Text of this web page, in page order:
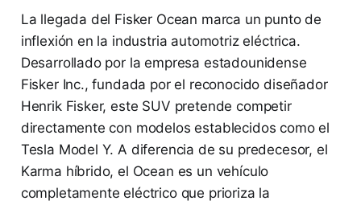
La llegada del Fisker Ocean marca un punto de
inflexión en la industria automotriz eléctrica.
Desarrollado por la empresa estadounidense
Fisker Inc., fundada por el reconocido diseñador
Henrik Fisker, este SUV pretende competir
directamente con modelos establecidos como el
Tesla Model Y. A diferencia de su predecesor, el
Karma híbrido, el Ocean es un vehículo
completamente eléctrico que prioriza la